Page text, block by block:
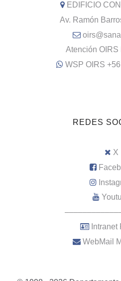
EDIFICIO
Av. Ramón
Atención OIRS
WSP OIRS
REDES
X
Intranet
WebMail